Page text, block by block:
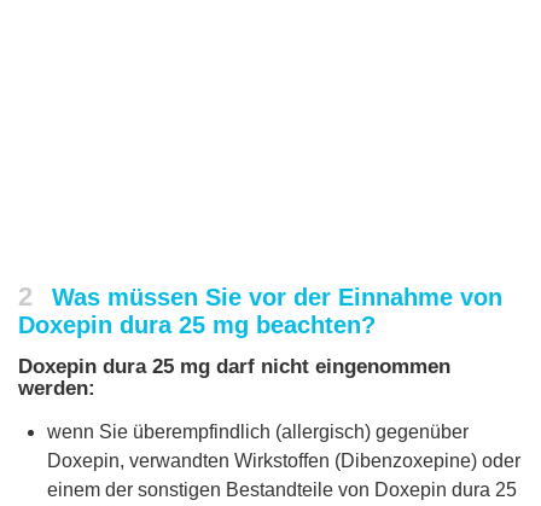
2
Was müssen Sie vor der Einnahme von
Doxepin dura 25 mg beachten?
Doxepin dura 25 mg darf nicht eingenommen
werden:
wenn Sie überempfindlich (allergisch) gegenüber
Doxepin, verwandten Wirkstoffen (Dibenzoxepine) oder
einem der sonstigen Bestandteile von Doxepin dura 25